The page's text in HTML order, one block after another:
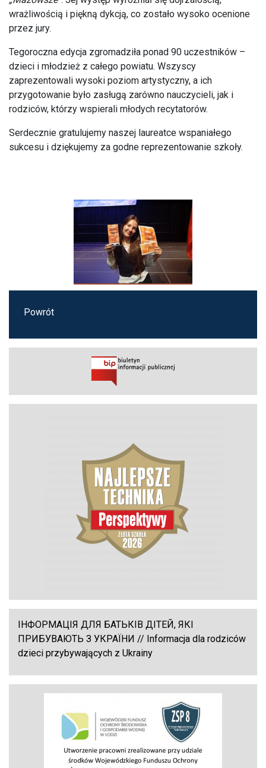
wrażliwością i piękną dykcją, co zostało wysoko ocenione
przez jury.
Tegoroczna edycja zgromadziła ponad 90 uczestników –
dzieci i młodzież z całego powiatu. Wszyscy
zaprezentowali wysoki poziom artystyczny, a ich
przygotowanie było zasługą zarówno nauczycieli, jak i
rodziców, którzy wspierali młodych recytatorów.
Serdecznie gratulujemy naszej laureatce wspaniałego
sukcesu i dziękujemy za godne reprezentowanie szkoły.
Powrót
ІНФОРМАЦІЯ ДЛЯ БАТЬКІВ ДІТЕЙ, ЯКІ
ПРИБУВАЮТЬ З УКРАЇНИ // Informacja dla rodziców
dzieci przybywających z Ukrainy